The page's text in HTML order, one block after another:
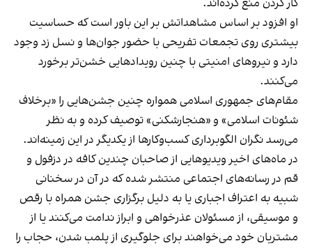
کار کردن منع کرده‌اند.
او افزود بر اساس مشاهداتش بر این باور است که حساسیت
بیشتری روی تجمعات تفریحی با حضور جوان‌ها و نسل زد وجود
دارد و نیروهای امنیتی با چنین رویدادهایی خشن‌تر برخورد
می‌کنند.
مقام‌های جمهوری اسلامی همواره چنین جشن‌هایی را «برخلاف
شئونات اسلامی» و «هنجارشکنی» توصیف کرده و به نظر
می‌رسد نگران الگوبرداری کسب‌وکارها از یکدیگر در این زمینه‌اند.
در ماه‌های اخیر ویدیوهایی از صاحبان چندین کافه در دزفول و
قم در رسانه‌های اجتماعی منتشر شده که در آن در سخنانی
شبیه به اعتراف اجباری یا به دلیل برگزاری جشن همراه با رقص
و موسیقی، از مسئولان عذرخواهی و ابراز ندامت می‌کنند یا از
مشتریان خود می‌خواهند برای جلوگیری از پلمب شدن، حجاب را